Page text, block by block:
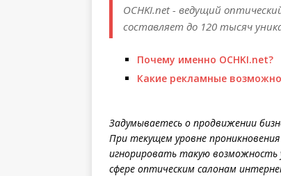
OCHKI.net - ведущий
составляет до 120 тысяч
Почему именно OCHKI.net?
Какие рекламные
Задумываетесь о продвижении
При текущем уровне
игнорировать такую
сфере оптическим салонам